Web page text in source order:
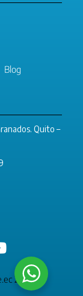
Blog
Quito –
2023